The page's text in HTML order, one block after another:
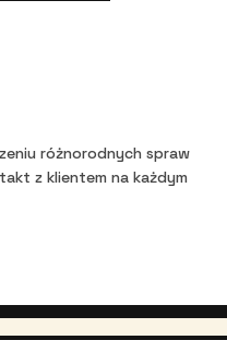
różnorodnych spraw
z klientem na każdym